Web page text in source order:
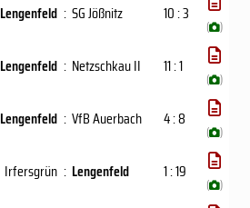
Lengenfeld : SG Jößnitz 10 : 3
( )
Lengenfeld : Netzschkau II 11 : 1
( )
Lengenfeld : VfB Auerbach 4 : 8
( )
Irfersgrün : Lengenfeld 1 : 19
( )